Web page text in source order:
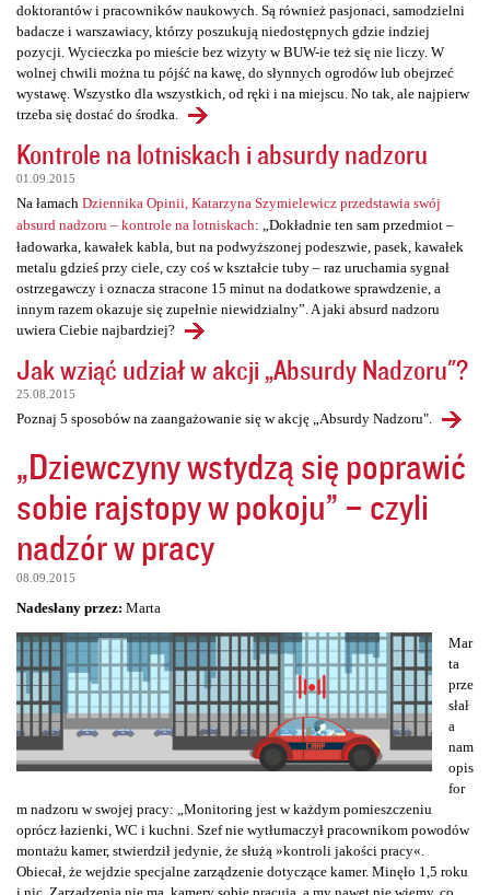
doktorantów i pracowników naukowych. Są również pasjonaci, samodzielni
badacze i warszawiacy, którzy poszukują niedostępnych gdzie indziej
pozycji. Wycieczka po mieście bez wizyty w BUW-ie też się nie liczy. W
wolnej chwili można tu pójść na kawę, do słynnych ogrodów lub obejrzeć
wystawę. Wszystko dla wszystkich, od ręki i na miejscu. No tak, ale najpierw
trzeba się dostać do środka.
Kontrole na lotniskach i absurdy nadzoru
01.09.2015
Na łamach Dziennika Opinii, Katarzyna Szymielewicz przedstawia swój
absurd nadzoru – kontrole na lotniskach: „Dokładnie ten sam przedmiot –
ładowarka, kawałek kabla, but na podwyższonej podeszwie, pasek, kawałek
metalu gdzieś przy ciele, czy coś w kształcie tuby – raz uruchamia sygnał
ostrzegawczy i oznacza stracone 15 minut na dodatkowe sprawdzenie, a
innym razem okazuje się zupełnie niewidzialny”. A jaki absurd nadzoru
uwiera Ciebie najbardziej?
Jak wziąć udział w akcji „Absurdy Nadzoru"?
25.08.2015
Poznaj 5 sposobów na zaangażowanie się w akcję „Absurdy Nadzoru".
„Dziewczyny wstydzą się poprawić
sobie rajstopy w pokoju” – czyli
nadzór w pracy
08.09.2015
Nadesłany przez: Marta
Mar
ta
prze
słał
a
nam
opis
for
m nadzoru w swojej pracy: „Monitoring jest w każdym pomieszczeniu
oprócz łazienki, WC i kuchni. Szef nie wytłumaczył pracownikom powodów
montażu kamer, stwierdził jedynie, że służą »kontroli jakości pracy«.
Obiecał, że wejdzie specjalne zarządzenie dotyczące kamer. Minęło 1,5 roku